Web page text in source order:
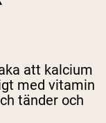
att kalcium
med vitamin
tänder och